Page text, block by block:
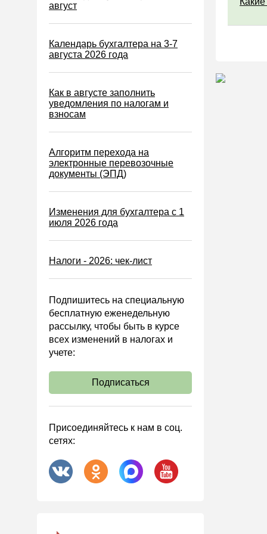
Водный налог
Экологический налог
Налог на игорный бизнес
Акцизы
Возврат и зачет налогов
Налоговые проверки
Статистика
Самозанятые
Банк
Онлайн-кассы ККТ ККМ
деятельности (АХД)
Охрана труда и аттестация
Охрана труда
Валютные операции
Налоговая система РФ
Налоговое планирование
Договоры
АО
август
Календарь бухгалтера на 3-7
августа 2026 года
Как в августе заполнить
уведомления по налогам и
взносам
Алгоритм перехода на
электронные перевозочные
документы (ЭПД)
Изменения для бухгалтера с 1
июля 2026 года
Налоги - 2026: чек-лист
Подпишитесь на специальную
бесплатную еженедельную
рассылку, чтобы быть в курсе
всех изменений в налогах и
учете:
Подписаться
Присоединяйтесь к нам в соц.
сетях: